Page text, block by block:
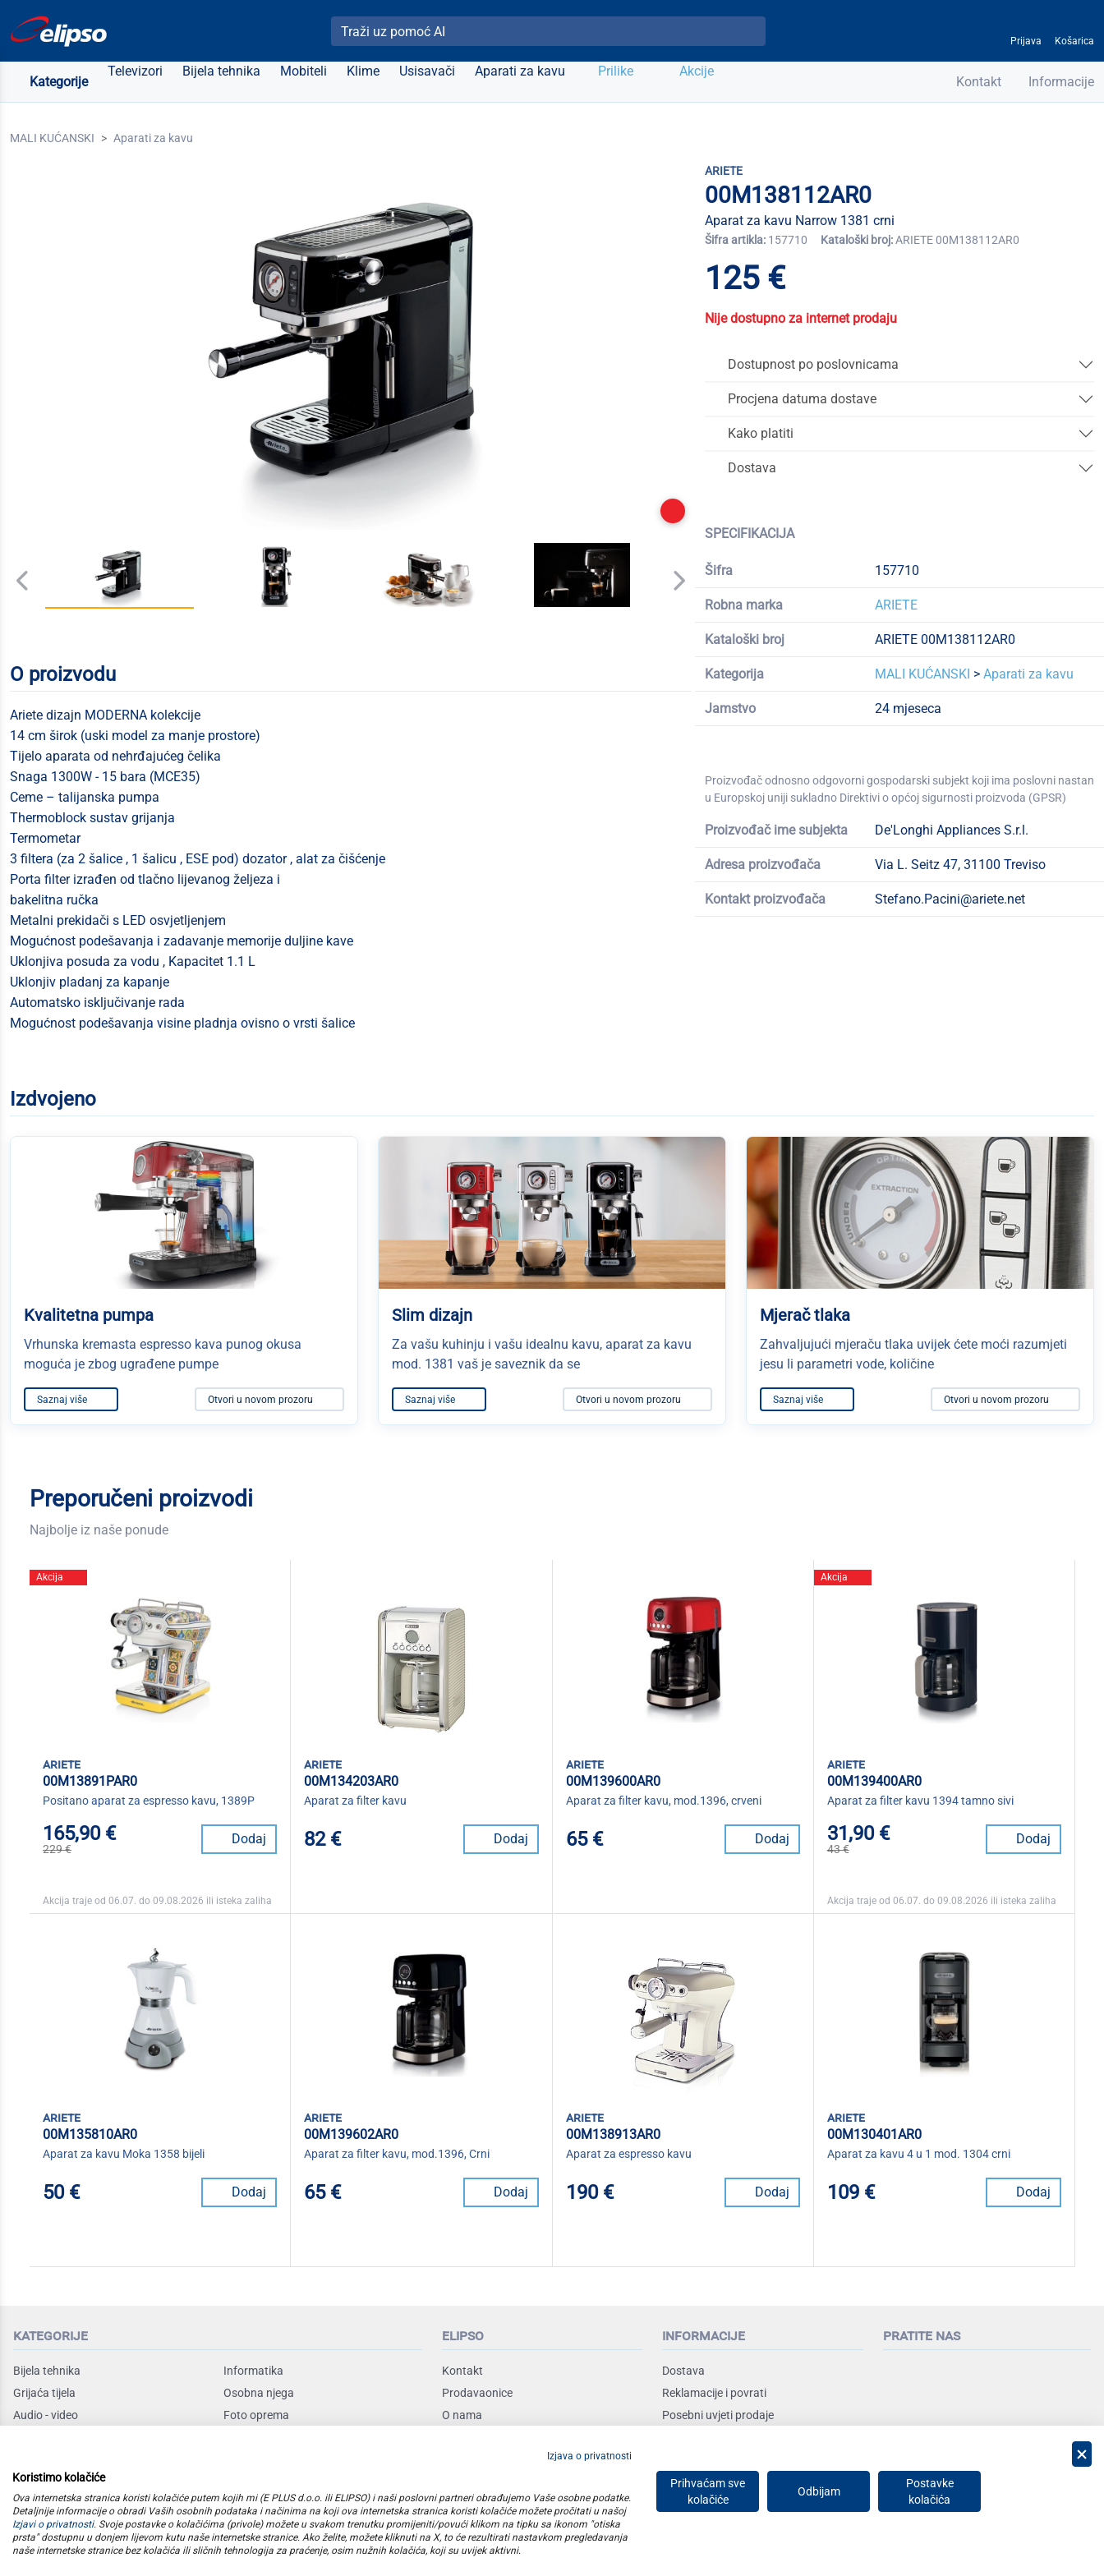
Pretraži Elipso
Prijava Košarica
Kategorije
Televizori Bijela tehnika Mobiteli Klime Usisavači Aparati za kavu Prilike Akcije
Kontakt Informacije
MALI KUĆANSKI Aparati za kavu
ARIETE
00M138112AR0
Aparat za kavu Narrow 1381 crni
Šifra artikla: 157710 Kataloški broj:ARIETE 00M138112AR0
125 €
Nije dostupno za internet prodaju
Dostupnost po poslovnicama
Procjena datuma dostave
Kako platiti
Dostava
SPECIFIKACIJA
Šifra 157710
Robna marka ARIETE
Kataloški broj ARIETE 00M138112AR0
Kategorija MALI KUĆANSKI >Aparati za kavu
Jamstvo 24 mjeseca
Proizvođač odnosno odgovorni gospodarski subjekt koji ima poslovni nastan
u Europskoj uniji sukladno Direktivi o općoj sigurnosti proizvoda (GPSR)
Proizvođač ime subjekta De'Longhi Appliances S.r.l.
Adresa proizvođača Via L. Seitz 47, 31100 Treviso
Kontakt proizvođača Stefano.Pacini@ariete.net
O proizvodu
Ariete dizajn MODERNA kolekcije
14 cm širok (uski model za manje prostore)
Tijelo aparata od nehrđajućeg čelika
Snaga 1300W - 15 bara (MCE35)
Ceme – talijanska pumpa
Thermoblock sustav grijanja
Termometar
3 filtera (za 2 šalice , 1 šalicu , ESE pod) dozator , alat za čišćenje
Porta filter izrađen od tlačno lijevanog željeza i
bakelitna ručka
Metalni prekidači s LED osvjetljenjem
Mogućnost podešavanja i zadavanje memorije duljine kave
Uklonjiva posuda za vodu , Kapacitet 1.1 L
Uklonjiv pladanj za kapanje
Automatsko isključivanje rada
Mogućnost podešavanja visine pladnja ovisno o vrsti šalice
Izdvojeno
Kvalitetna pumpa
Vrhunska kremasta espresso kava punog okusa
moguća je zbog ugrađene pumpe
Saznaj više Otvori u novom prozoru
Slim dizajn
Za vašu kuhinju i vašu idealnu kavu, aparat za kavu
mod. 1381 vaš je saveznik da se
Saznaj više Otvori u novom prozoru
Mjerač tlaka
Zahvaljujući mjeraču tlaka uvijek ćete moći razumjeti
jesu li parametri vode, količine
Saznaj više Otvori u novom prozoru
Preporučeni proizvodi
Najbolje iz naše ponude
Akcija
ariete
00M13891PAR0
Positano aparat za espresso kavu, 1389P
165,90 €
229 €
Dodaj
Akcija traje od 06.07. do 09.08.2026 ili isteka zaliha
ariete
00M134203AR0
Aparat za filter kavu
82 € Dodaj
ariete
00M139600AR0
Aparat za filter kavu, mod.1396, crveni
65 € Dodaj
Akcija
ariete
00M139400AR0
Aparat za filter kavu 1394 tamno sivi
31,90 €
43 €
Dodaj
Akcija traje od 06.07. do 09.08.2026 ili isteka zaliha
ariete
00M135810AR0
Aparat za kavu Moka 1358 bijeli
50 € Dodaj
ariete
00M139602AR0
Aparat za filter kavu, mod.1396, Crni
65 € Dodaj
ariete
00M138913AR0
Aparat za espresso kavu
190 € Dodaj
ariete
00M130401AR0
Aparat za kavu 4 u 1 mod. 1304 crni
109 € Dodaj
kategorije
Bijela tehnika
Grijaća tijela
Audio - video
Posuđe
Informatika
Osobna njega
Foto oprema
elipso
Kontakt
Prodavaonice
O nama
informacije
Dostava
Reklamacije i povrati
Posebni uvjeti prodaje
pratite nas
E plus d.o.o. © Copyright 2026
Izjava o privatnosti
Koristimo kolačiće
Ova internetska stranica koristi kolačiće putem kojih mi (E PLUS d.o.o. ili ELIPSO) i naši poslovni partneri obrađujemo Vaše osobne podatke.
Detaljnije informacije o obradi Vaših osobnih podataka i načinima na koji ova internetska stranica koristi kolačiće možete pročitati u našoj
Izjavi o privatnosti. Svoje postavke o kolačićima (privole) možete u svakom trenutku promijeniti/povući klikom na tipku sa ikonom "otiska
prsta" dostupnu u donjem lijevom kutu naše internetske stranice. Ako želite, možete kliknuti na X, to će rezultirati nastavkom pregledavanja
naše internetske stranice bez kolačića ili sličnih tehnologija za praćenje, osim nužnih kolačića, koji su uvijek aktivni.
Prihvaćam sve
kolačiće
Odbijam
Postavke
kolačića